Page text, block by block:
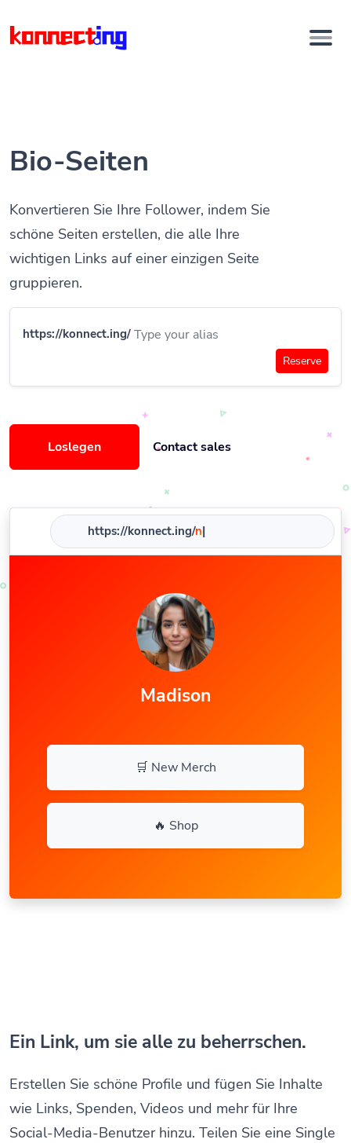
Bio-Seiten
Konvertieren Sie Ihre Follower, indem Sie
schöne Seiten erstellen, die alle Ihre
wichtigen Links auf einer einzigen Seite
gruppieren.
https://konnect.ing/
Reserve
Loslegen Contact sales
https://konnect.ing/nam
Madison
🛒 New Merch
🔥 Shop
Ein Link, um sie alle zu beherrschen.
Erstellen Sie schöne Profile und fügen Sie Inhalte
wie Links, Spenden, Videos und mehr für Ihre
Social-Media-Benutzer hinzu. Teilen Sie eine Single